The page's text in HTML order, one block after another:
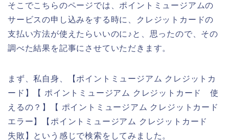
そこでこちらのページでは、ポイントミュージアムの
サービスの申し込みをする時に、クレジットカードの
支払い方法が使えたらいいのに♪と、思ったので、その
調べた結果を記事にさせていただきます。
まず、私自身、【ポイントミュージアム クレジットカ
ード】【 ポイントミュージアム クレジットカード 使
えるの？】【 ポイントミュージアム クレジットカード
エラー】【ポイントミュージアム クレジットカード
失敗】という感じで検索をしてみました。